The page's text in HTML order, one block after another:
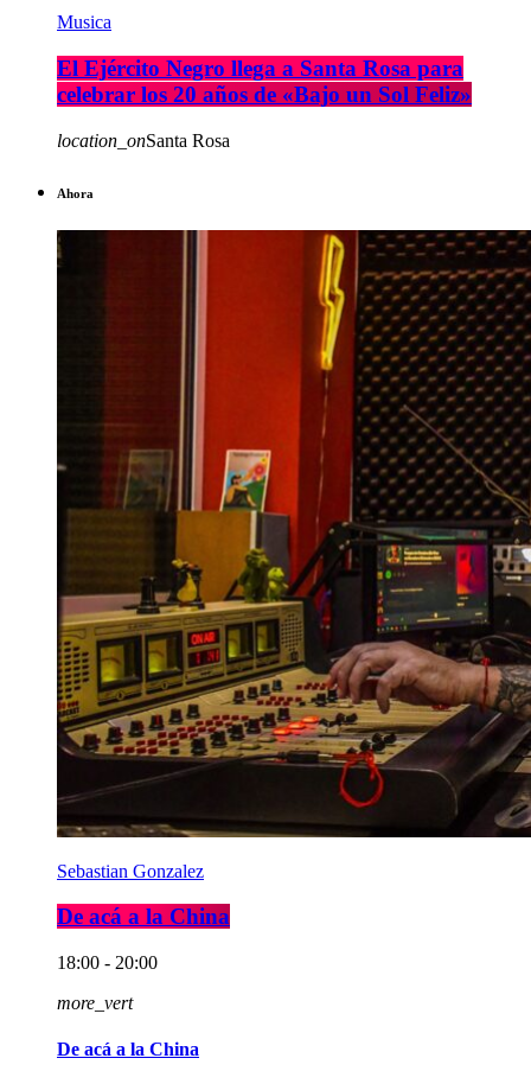
Musica
El Ejército Negro llega a Santa Rosa para
celebrar los 20 años de «Bajo un Sol Feliz»
location_onSanta Rosa
Ahora
Sebastian Gonzalez
De acá a la China
18:00 - 20:00
more_vert
De acá a la China